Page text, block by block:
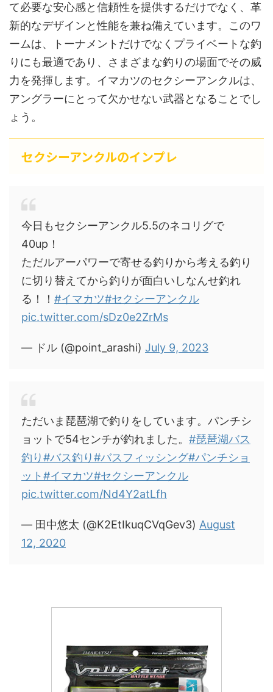
て必要な安心感と信頼性を提供するだけでなく、革
新的なデザインと性能を兼ね備えています。このワ
ームは、トーナメントだけでなくプライベートな釣
りにも最適であり、さまざまな釣りの場面でその威
力を発揮します。イマカツのセクシーアンクルは、
アングラーにとって欠かせない武器となることでし
ょう。
セクシーアンクルのインプレ
今日もセクシーアンクル5.5のネコリグで
40up！
ただルアーパワーで寄せる釣りから考える釣り
に切り替えてから釣りが面白いしなんせ釣れ
る！！ #イマカツ#セクシーアンクル
pic.twitter.com/sDz0e2ZrMs
— ドル (@point_arashi) July 9, 2023
ただいま琵琶湖で釣りをしています。パンチシ
ョットで54センチが釣れました。 #琵琶湖バス
釣り#バス釣り#バスフィッシング#パンチショ
ット#イマカツ#セクシーアンクル
pic.twitter.com/Nd4Y2atLfh
— 田中悠太 (@K2EtIkuqCVqGev3) August
12, 2020